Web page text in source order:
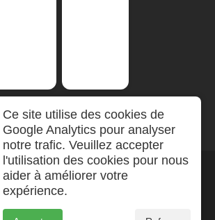
Ce site utilise des cookies de
Google Analytics pour analyser
notre trafic. Veuillez accepter
l'utilisation des cookies pour nous
aider à améliorer votre
expérience.